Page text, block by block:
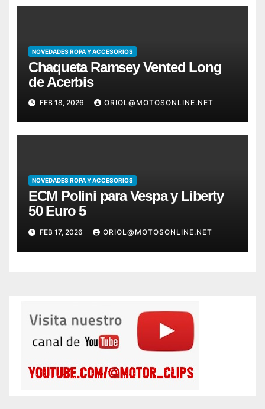
NOVEDADES ROPA Y ACCESORIOS
Chaqueta Ramsey Vented Long
de Acerbis
FEB 18, 2026 ORIOL@MOTOSONLINE.NET
NOVEDADES ROPA Y ACCESORIOS
ECM Polini para Vespa y Liberty
50 Euro 5
FEB 17, 2026 ORIOL@MOTOSONLINE.NET